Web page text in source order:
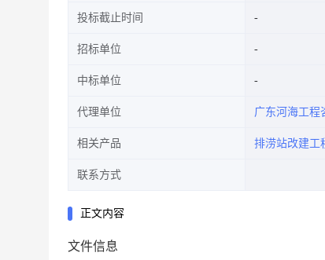
投标截止时间
招标单位
中标单位
代理单位 广东河海工程
相关产品 排涝站改建工
联系方式
正文内容
文件信息